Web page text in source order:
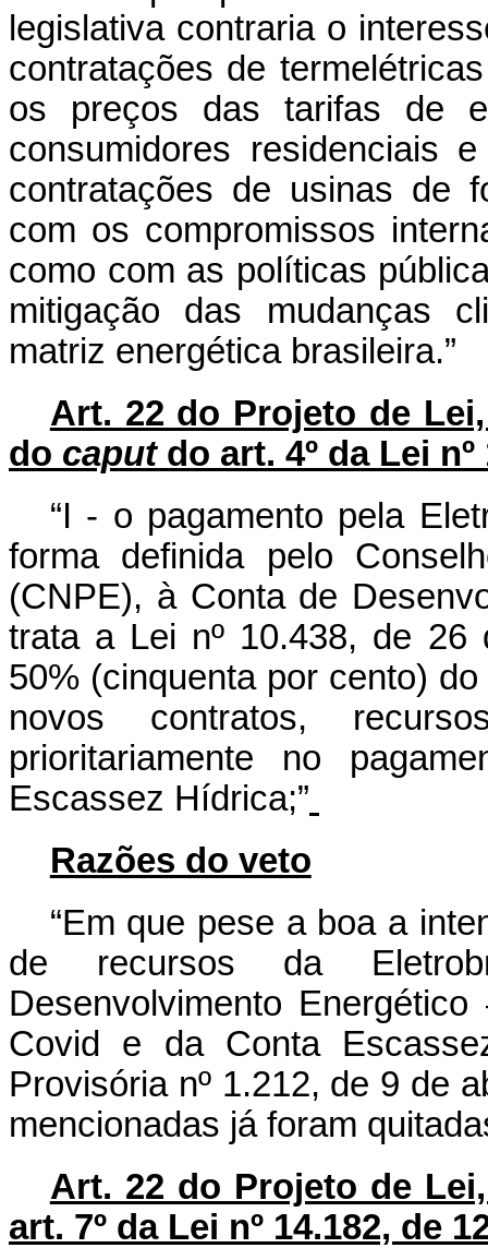
legislativa contraria o
contratações de
os preços das tarifas de
consumidores residenciais
contratações de usinas de
com os compromissos
como com as políticas
mitigação das mudanças
matriz energética brasileira.”
Art. 22 do Projeto de
do caputdo art. 4º da Lei nº
“I - o pagamento pela
forma definida pelo
(CNPE), à Conta de
trata a Lei nº 10.438, de 26
50% (cinquenta por cento)
novos contratos,
prioritariamente no
Escassez Hídrica;”
Razões do veto
“Em que pese a boa a
de recursos da
Desenvolvimento
Covid e da Conta
Provisória nº 1.212, de 9 de
mencionadas já foram
Art. 22 do Projeto de
art. 7º da Lei nº 14.182, de